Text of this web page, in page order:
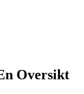
Oversikt